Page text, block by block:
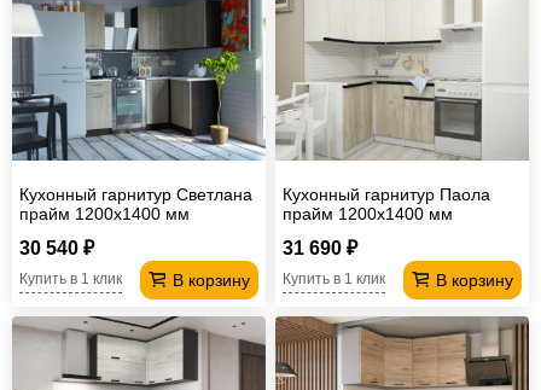
Кухонный гарнитур Светлана
прайм 1200х1400 мм
30 540 ₽
В корзину
Купить в 1 клик
Кухонный гарнитур Паола
прайм 1200х1400 мм
31 690 ₽
В корзину
Купить в 1 клик